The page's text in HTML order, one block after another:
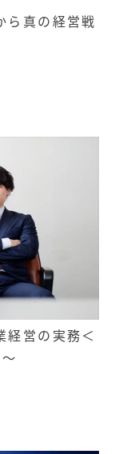
ら真の経営戦
経営の実務＜